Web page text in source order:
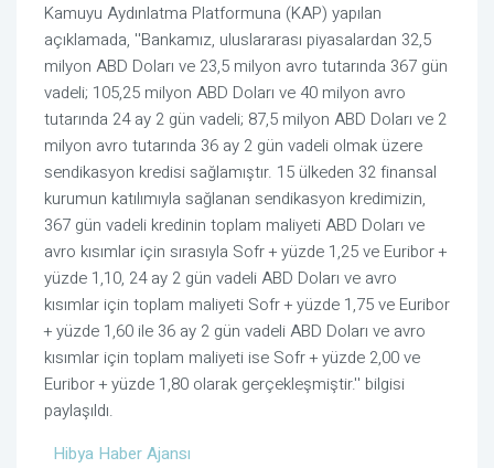
Kamuyu Aydınlatma Platformuna (KAP) yapılan
açıklamada, ''Bankamız, uluslararası piyasalardan 32,5
milyon ABD Doları ve 23,5 milyon avro tutarında 367 gün
vadeli; 105,25 milyon ABD Doları ve 40 milyon avro
tutarında 24 ay 2 gün vadeli; 87,5 milyon ABD Doları ve 2
milyon avro tutarında 36 ay 2 gün vadeli olmak üzere
sendikasyon kredisi sağlamıştır. 15 ülkeden 32 finansal
kurumun katılımıyla sağlanan sendikasyon kredimizin,
367 gün vadeli kredinin toplam maliyeti ABD Doları ve
avro kısımlar için sırasıyla Sofr + yüzde 1,25 ve Euribor +
yüzde 1,10, 24 ay 2 gün vadeli ABD Doları ve avro
kısımlar için toplam maliyeti Sofr + yüzde 1,75 ve Euribor
+ yüzde 1,60 ile 36 ay 2 gün vadeli ABD Doları ve avro
kısımlar için toplam maliyeti ise Sofr + yüzde 2,00 ve
Euribor + yüzde 1,80 olarak gerçekleşmiştir.'' bilgisi
paylaşıldı.
Hibya Haber Ajansı